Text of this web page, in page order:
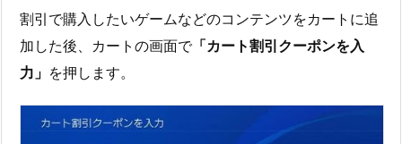
割引で購入したいゲームなどのコンテンツをカートに追
加した後、カートの画面で「カート割引クーポンを入
力」 を押します。